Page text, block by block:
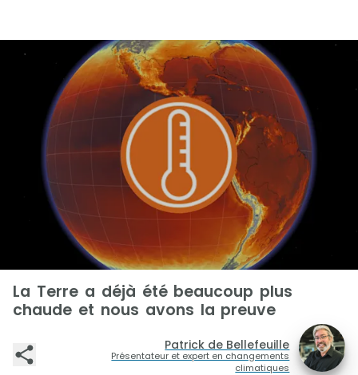
La Terre a déjà été beaucoup plus
chaude et nous avons la preuve
Patrick de Bellefeuille
Présentateur et expert en changements
climatiques